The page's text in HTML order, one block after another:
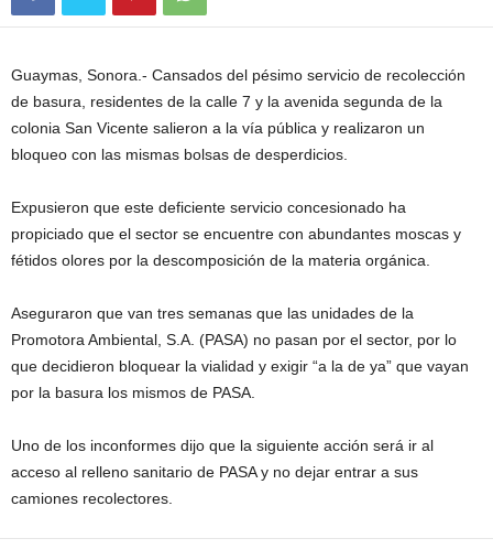
Guaymas, Sonora.- Cansados del pésimo servicio de recolección
de basura, residentes de la calle 7 y la avenida segunda de la
colonia San Vicente salieron a la vía pública y realizaron un
bloqueo con las mismas bolsas de desperdicios.
Expusieron que este deficiente servicio concesionado ha
propiciado que el sector se encuentre con abundantes moscas y
fétidos olores por la descomposición de la materia orgánica.
Aseguraron que van tres semanas que las unidades de la
Promotora Ambiental, S.A. (PASA) no pasan por el sector, por lo
que decidieron bloquear la vialidad y exigir “a la de ya” que vayan
por la basura los mismos de PASA.
Uno de los inconformes dijo que la siguiente acción será ir al
acceso al relleno sanitario de PASA y no dejar entrar a sus
camiones recolectores.